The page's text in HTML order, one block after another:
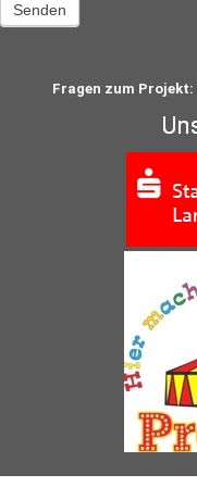
Senden
Fragen zum Projekt: